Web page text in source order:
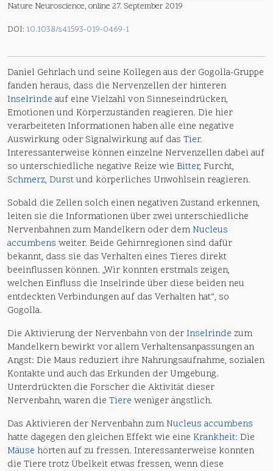
Nature Neuroscience, online 27. September 2019
DOI: 10.1038/s41593-019-0469-1
Daniel Gehrlach und seine Kollegen aus der Gogolla-Gruppe
fanden heraus, dass die Nervenzellen der hinteren
Inselrinde auf eine Vielzahl von Sinneseindrücken,
Emotionen und Körperzuständen reagieren. Die hier
verarbeiteten Informationen haben alle eine negative
Auswirkung oder Signalwirkung auf das Tier.
Interessanterweise können einzelne Nervenzellen dabei auf
so unterschiedliche negative Reize wie Bitter, Furcht,
Schmerz, Durstund körperliches Unwohlsein reagieren.
Sobald die Zellen solch einen negativen Zustand erkennen,
leiten sie die Informationen über zwei unterschiedliche
Nervenbahnen zum Mandelkern oder dem Nucleus
accumbens weiter. Beide Gehirnregionen sind dafür
bekannt, dass sie das Verhalten eines Tieres direkt
beeinflussen können. „Wir konnten erstmals zeigen,
welchen Einfluss die Inselrinde über diese beiden neu
entdeckten Verbindungen auf das Verhalten hat“, so
Gogolla.
Die Aktivierung der Nervenbahn von der Inselrinde zum
Mandelkern bewirkt vor allem Verhaltensanpassungen an
Angst: Die Maus reduziert ihre Nahrungsaufnahme, sozialen
Kontakte und auch das Erkunden der Umgebung.
Unterdrückten die Forscher die Aktivität dieser
Nervenbahn, waren die Tiere weniger ängstlich.
Das Aktivieren der Nervenbahn zum Nucleus accumbens
hatte dagegen den gleichen Effekt wie eine Krankheit: Die
Mäuse hörten auf zu fressen. Interessanterweise konnten
die Tiere trotz Übelkeit etwas fressen, wenn diese